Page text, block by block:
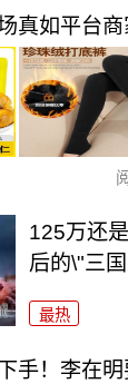
真如平台商
125万还
后的\"三
最热
手！李在